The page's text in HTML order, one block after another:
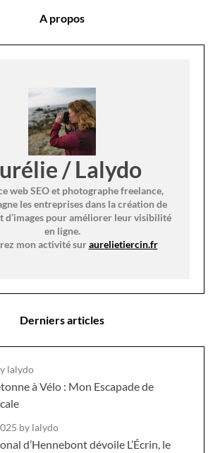
A propos
/ Lalydo
web SEO et photographe freelance,
les entreprises dans la création de
d’images pour améliorer leur visibilité
en ligne.
mon activité suraurelietiercin.fr
Derniers articles
lalydo
à Vélo : Mon Escapade de
by lalydo
d’Hennebont dévoile L’Écrin, le